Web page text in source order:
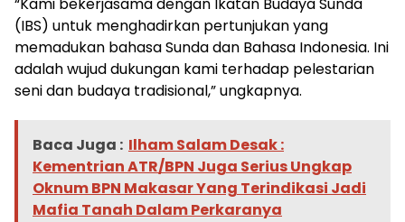
“Kami bekerjasama dengan Ikatan Budaya Sunda
(IBS) untuk menghadirkan pertunjukan yang
memadukan bahasa Sunda dan Bahasa Indonesia. Ini
adalah wujud dukungan kami terhadap pelestarian
seni dan budaya tradisional,” ungkapnya.
Baca Juga : Ilham Salam Desak :
Kementrian ATR/BPN Juga Serius Ungkap
Oknum BPN Makasar Yang Terindikasi Jadi
Mafia Tanah Dalam Perkaranya